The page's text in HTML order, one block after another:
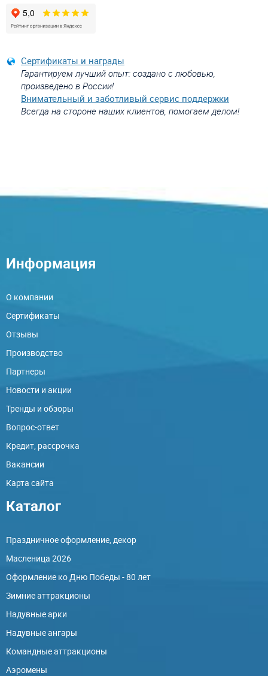
Сертификаты и награды
Гарантируем лучший опыт: создано с любовью,
произведено в России!
Внимательный и заботливый сервис поддержки
Всегда на стороне наших клиентов, помогаем делом!
Информация
О компании
Сертификаты
Отзывы
Производство
Партнеры
Новости и акции
Тренды и обзоры
Вопрос-ответ
Кредит, рассрочка
Вакансии
Карта сайта
Каталог
Праздничное оформление, декор
Масленица 2026
Оформление ко Дню Победы - 80 лет
Зимние аттракционы
Надувные арки
Надувные ангары
Командные аттракционы
Аэромены